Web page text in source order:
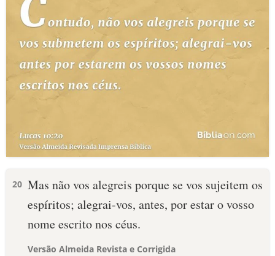
20 Mas não vos alegreis porque se vos sujeitem os
espíritos; alegrai-vos, antes, por estar o vosso
nome escrito nos céus.
Versão Almeida Revista e Corrigida